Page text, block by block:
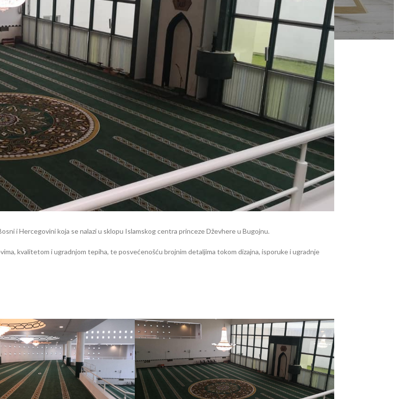
i Hercegovini koja se nalazi u sklopu Islamskog centra princeze Dževhere u Bugojnu.
kvalitetom i ugradnjom tepiha, te posvećenošću brojnim detaljima tokom dizajna, isporuke i ugradnje